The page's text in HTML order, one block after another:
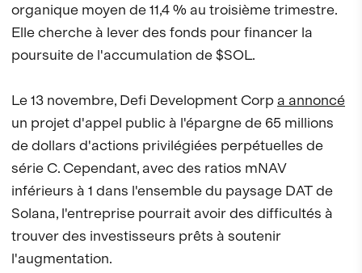
organique moyen de 11,4 % au troisième trimestre.
Elle cherche à lever des fonds pour financer la
poursuite de l'accumulation de $SOL.
Le 13 novembre, Defi Development Corpa annoncé
un projet d'appel public à l'épargne de 65 millions
de dollars d'actions privilégiées perpétuelles de
série C. Cependant, avec des ratios mNAV
inférieurs à 1 dans l'ensemble du paysage DAT de
Solana, l'entreprise pourrait avoir des difficultés à
trouver des investisseurs prêts à soutenir
l'augmentation.